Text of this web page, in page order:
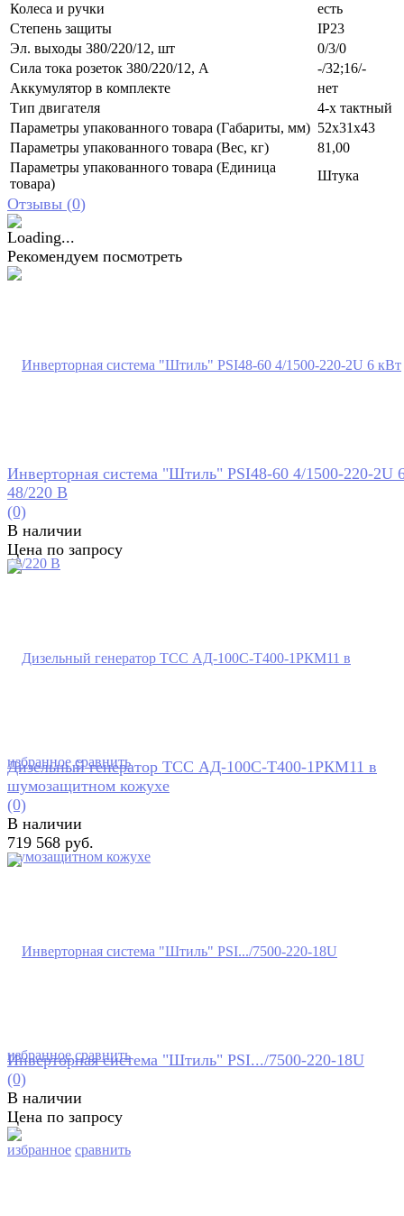
Колеса и ручки
есть
Степень защиты
IP23
Эл. выходы 380/220/12, шт
0/3/0
Сила тока розеток 380/220/12, А
-/32;16/-
Аккумулятор в комплекте
нет
Тип двигателя
4-х тактный
Параметры упакованного товара (Габариты, мм) 52x31x43
Параметры упакованного товара (Вес, кг)
81,00
Параметры упакованного товара (Единица
товара)
Штука
Отзывы (0)
Рекомендуем посмотреть
избранное сравнить
Инверторная система "Штиль" PSI48-60 4/1500-220-2U
48/220 В
(0)
В наличии
Цена по запросу
избранное сравнить
Дизельный генератор ТСС АД-100С-Т400-1РКМ11 в
шумозащитном кожухе
(0)
В наличии
719 568 руб.
избранное сравнить
Инверторная система "Штиль" PSI.../7500-220-18U
(0)
В наличии
Цена по запросу